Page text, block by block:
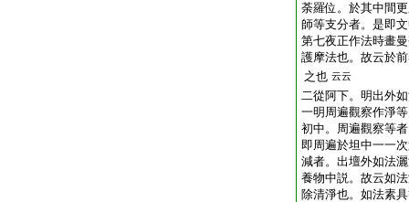
荼羅位。於其中間
師等支分者。是即
第七夜正作法時畫
護摩法也。故云於
之也 云云
二從阿下。明出外
一明周遍觀察作淨
初中。周遍觀察等
即周遍於坦中一一
減者。出壇外如法
養物中説。故云如
除清淨也。如法素